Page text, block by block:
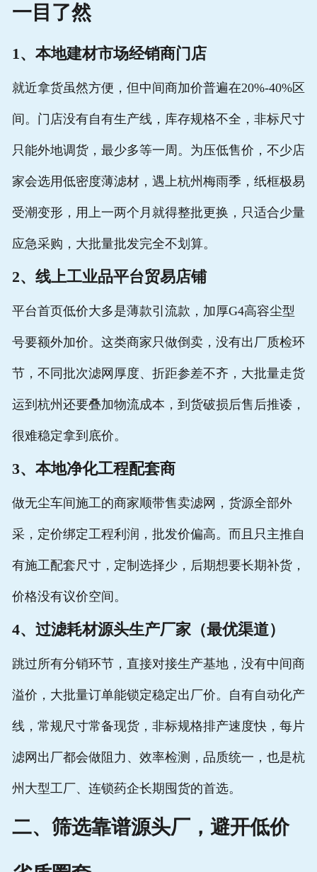
一目了然
1、本地建材市场经销商门店
就近拿货虽然方便，但中间商加价普遍在20%-40%区
间。门店没有自有生产线，库存规格不全，非标尺寸
只能外地调货，最少多等一周。为压低售价，不少店
家会选用低密度薄滤材，遇上杭州梅雨季，纸框极易
受潮变形，用上一两个月就得整批更换，只适合少量
应急采购，大批量批发完全不划算。
2、线上工业品平台贸易店铺
平台首页低价大多是薄款引流款，加厚G4高容尘型
号要额外加价。这类商家只做倒卖，没有出厂质检环
节，不同批次滤网厚度、折距参差不齐，大批量走货
运到杭州还要叠加物流成本，到货破损后售后推诿，
很难稳定拿到底价。
3、本地净化工程配套商
做无尘车间施工的商家顺带售卖滤网，货源全部外
采，定价绑定工程利润，批发价偏高。而且只主推自
有施工配套尺寸，定制选择少，后期想要长期补货，
价格没有议价空间。
4、过滤耗材源头生产厂家（最优渠道）
跳过所有分销环节，直接对接生产基地，没有中间商
溢价，大批量订单能锁定稳定出厂价。自有自动化产
线，常规尺寸常备现货，非标规格排产速度快，每片
滤网出厂都会做阻力、效率检测，品质统一，也是杭
州大型工厂、连锁药企长期囤货的首选。
二、筛选靠谱源头厂，避开低价